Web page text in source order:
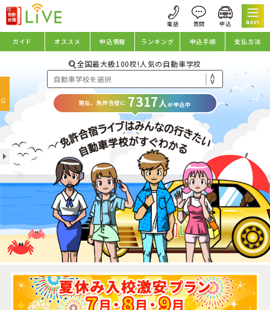
NAVI
ガイド オススメ 申込情報 ランキング 申込手順 支払方法
全国最大級100校!人気の自動車学校
現在、免許合宿に 7317 人が申込中